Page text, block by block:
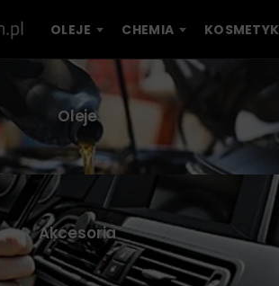
OLEJE CHEMIA
Oleje
Akcesoria